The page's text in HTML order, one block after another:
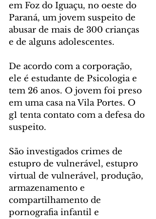
em Foz do Iguaçu, no oeste do
Paraná, um jovem suspeito de
abusar de mais de 300 crianças
e de alguns adolescentes.
De acordo com a corporação,
ele é estudante de Psicologia e
tem 26 anos. O jovem foi preso
em uma casa na Vila Portes. O
g1 tenta contato com a defesa do
suspeito.
São investigados crimes de
estupro de vulnerável, estupro
virtual de vulnerável, produção,
armazenamento e
compartilhamento de
pornografia infantil e